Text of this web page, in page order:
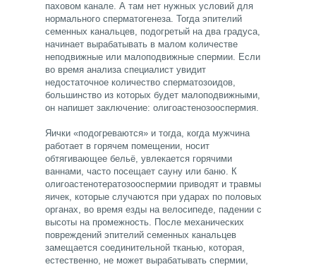
паховом канале. А там нет нужных условий для
нормального сперматогенеза. Тогда эпителий
семенных канальцев, подогретый на два градуса,
начинает вырабатывать в малом количестве
неподвижные или малоподвижные спермии. Если
во время анализа специалист увидит
недостаточное количество сперматозоидов,
большинство из которых будет малоподвижными,
он напишет заключение: олигоастенозооспермия.
Яички «подогреваются» и тогда, когда мужчина
работает в горячем помещении, носит
обтягивающее бельё, увлекается горячими
ваннами, часто посещает сауну или баню. К
олигоастенотератозооспермии приводят и травмы
яичек, которые случаются при ударах по половых
органах, во время езды на велосипеде, падении с
высоты на промежность. После механических
повреждений эпителий семенных канальцев
замещается соединительной тканью, которая,
естественно, не может вырабатывать спермии,